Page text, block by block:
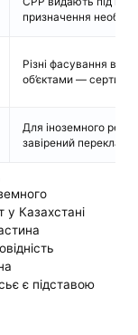
призначення
Різні фасування
об’єктами —
Для іноземного
завірений переклад
у Казахстані
є підставою